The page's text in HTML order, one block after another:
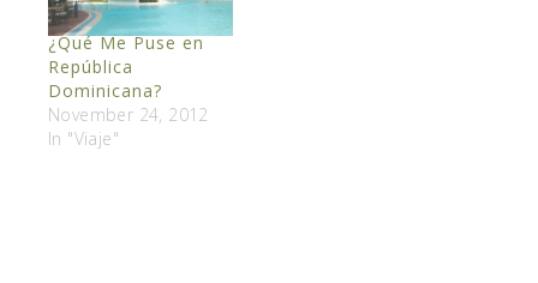
¿Qué Me Puse en
República
Dominicana?
November 24, 2012
In "Viaje"